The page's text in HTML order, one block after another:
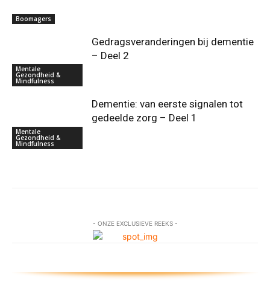
Boomagers
Mentale
Gezondheid &
Mindfulness
Gedragsveranderingen bij dementie
– Deel 2
Mentale
Gezondheid &
Mindfulness
Dementie: van eerste signalen tot
gedeelde zorg – Deel 1
- ONZE EXCLUSIEVE REEKS -